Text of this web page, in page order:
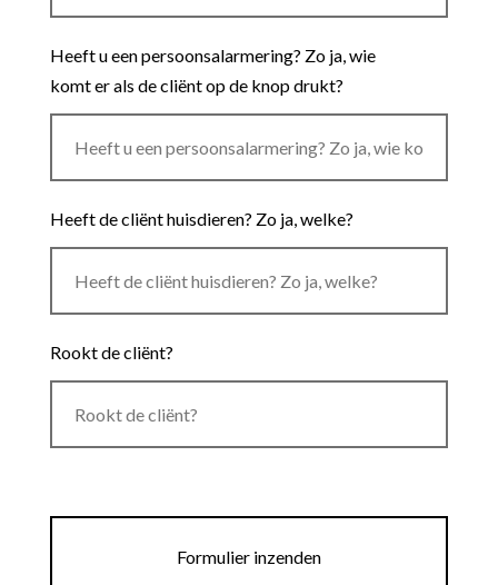
Heeft u een persoonsalarmering? Zo ja, wie
komt er als de cliënt op de knop drukt?
Heeft de cliënt huisdieren? Zo ja, welke?
Rookt de cliënt?
Formulier inzenden